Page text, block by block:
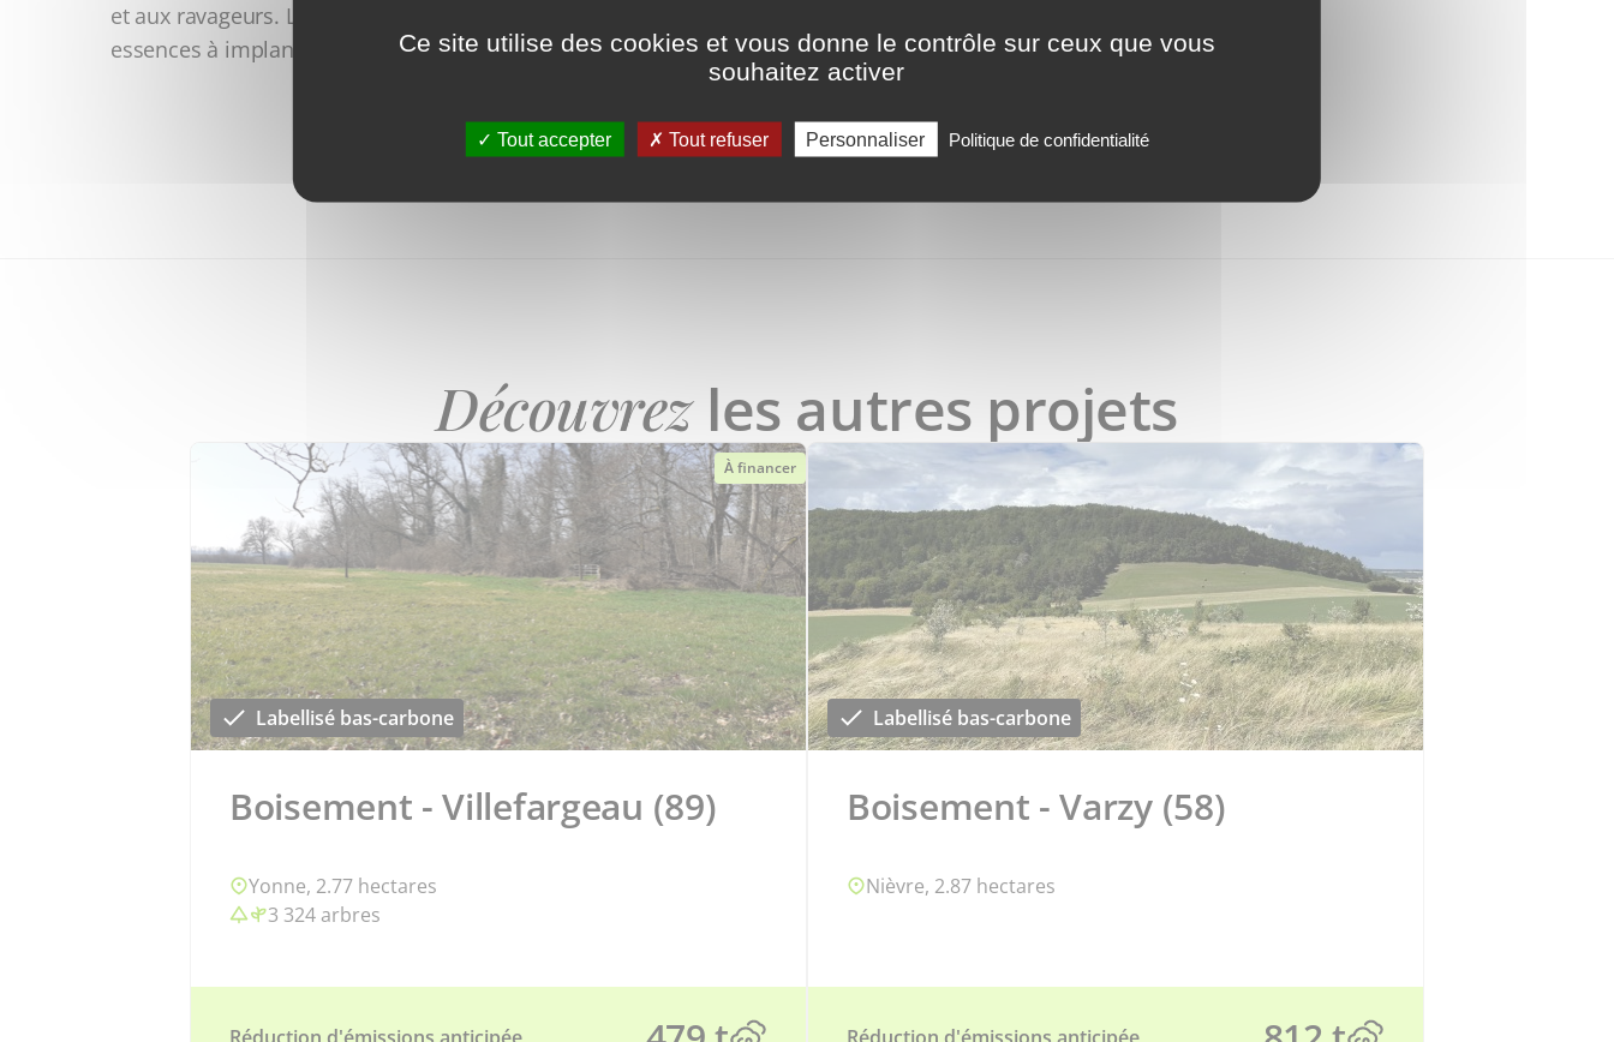
et aux ravageurs. La résilience des forêts ne peut être effective qu'en diversifiant les
essences à implanter par la création d'habitats variés pour plusieurs espèces.
Découvrezles autres projets
Labellisé bas-carbone
À financer
Boisement - Villefargeau (89)
Yonne, 2.77 hectares
3 324 arbres
Labellisé bas-carbone
Boisement - Varzy (58)
Nièvre, 2.87 hectares
Ce site utilise des cookies et vous donne le contrôle sur ceux que vous
souhaitez activer
Tout accepter Tout refuser Personnaliser Politique de confidentialité